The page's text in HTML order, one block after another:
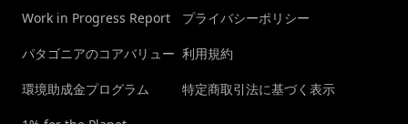
Work in Progress Report
パタゴニアのコアバリュー
環境助成金プログラム
プライバシーポリシー
利用規約
特定商取引法に基づく表示